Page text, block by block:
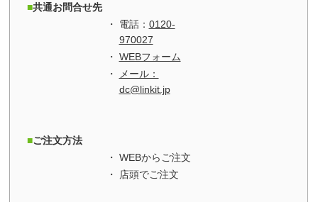
共通お問合せ先
電話： 0120-
970027
WEBフォーム
メール：
dc@linkit.jp
ご注文方法
WEBからご注文
店頭でご注文